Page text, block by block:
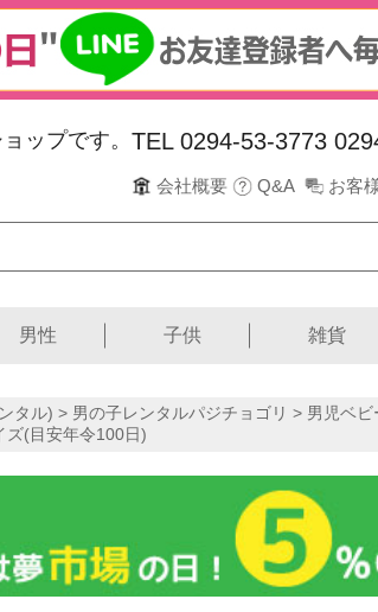
ップです。 TEL 0294-53-3773
会社概要 Q&A お客
男性 子供 雑貨
タル) > 男の子レンタルパジチョゴリ > 男児ベビ
ズ(目安年令100日)